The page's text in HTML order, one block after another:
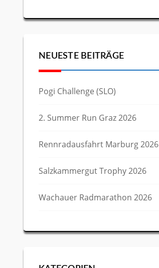
NEUESTE BEITRÄGE
Pogi Challenge (SLO)
2. Summer Run Graz 2026
Rennradausfahrt Marburg 2026
Salzkammergut Trophy 2026
Wachauer Radmarathon 2026